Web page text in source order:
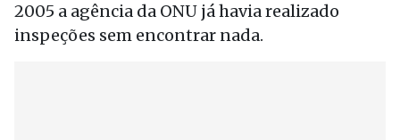
2005 a agência da ONU já havia realizado
inspeções sem encontrar nada.